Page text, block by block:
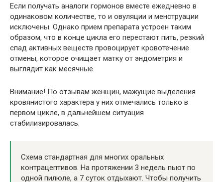
Если получать аналоги гормонов вместе ежедневно в
одинаковом количестве, то и овуляции и менструации
исключены. Однако прием препарата устроен таким
образом, что в конце цикла его перестают пить, резкий
спад активных веществ провоцирует кровотечение
отмены, которое очищает матку от эндометрия и
выглядит как месячные.
Внимание! По отзывам женщин, мажущие выделения
кровянистого характера у них отмечались только в
первом цикле, в дальнейшем ситуация
стабилизировалась.
Схема стандартная для многих оральных
контрацептивов. На протяжении 3 недель пьют по
одной пилюле, а 7 суток отдыхают. Чтобы получить